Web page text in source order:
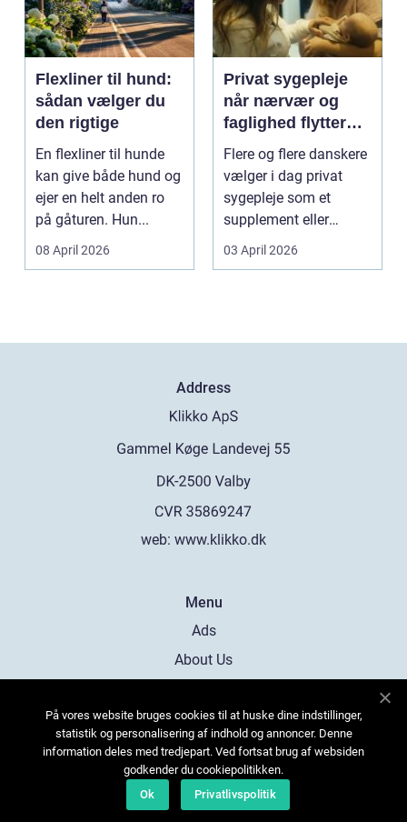
Flexliner til hund:
sådan vælger du
den rigtige
En flexliner til hunde
kan give både hund og
ejer en helt anden ro
på gåturen. Hun...
08 April 2026
Privat sygepleje
når nærvær og
faglighed flytter
hjem i stuen
Flere og flere danskere
vælger i dag privat
sygepleje som et
supplement eller
alternativ til det off...
03 April 2026
Address
web: www.klikko.dk
Menu
Ads
About Us
Contact
Sitemap
På vores website bruges cookies til at huske dine indstillinger,
statistik og personalisering af indhold og annoncer. Denne
information deles med tredjepart. Ved fortsat brug af websiden
godkender du cookiepolitikken.
Ok
Privatlivspolitik